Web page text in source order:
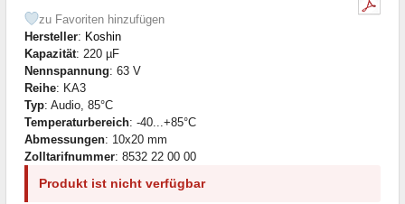
zu Favoriten hinzufügen
Hersteller: Koshin
Kapazität: 220 µF
Nennspannung: 63 V
Reihe: KA3
Typ: Audio, 85°C
Temperaturbereich: -40...+85°C
Abmessungen: 10x20 mm
Zolltarifnummer: 8532 22 00 00
Produkt ist nicht verfügbar